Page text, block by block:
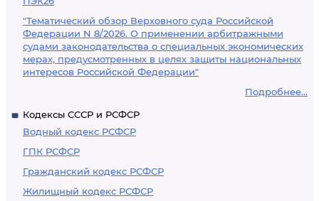
"Тематический обзор Верховного суда Российской
Федерации N 8/2026. О применении арбитражными
судами законодательства о специальных экономических
мерах, предусмотренных в целях защиты национальных
интересов Российской Федерации"
Подробнее...
Кодексы СССР и РСФСР
Водный кодекс РСФСР
ГПК РСФСР
Гражданский кодекс РСФСР
Жилищный кодекс РСФСР